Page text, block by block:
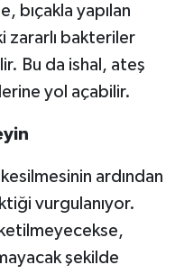
bıçakla yapılan
zararlı bakteriler
Bu da ishal, ateş
yol açabilir.
ardından
vurgulanıyor.
şekilde